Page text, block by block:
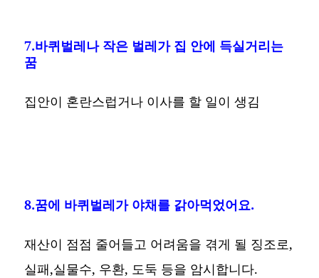
7.바퀴벌레나 작은 벌레가 집 안에 득실거리는
꿈
집안이 혼란스럽거나 이사를 할 일이 생김
8.꿈에 바퀴벌레가 야채를 갉아먹었어요.
재산이 점점 줄어들고 어려움을 겪게 될 징조로,
실패,실물수, 우환, 도둑 등을 암시합니다.